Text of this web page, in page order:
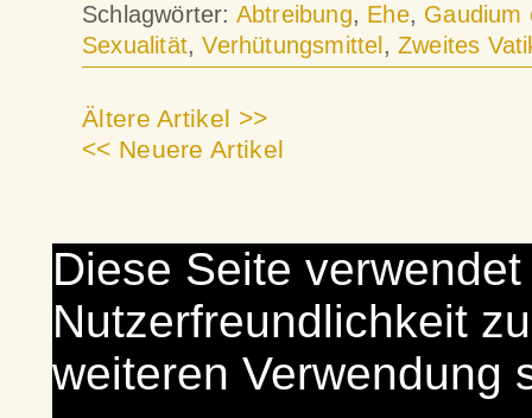
Schlagwörter: Abtreibung, Ehe, Gaudium
Sexualität,Verhütungsmittel ,Zweites
Ältere Artikel >>
<< Neuere Artikel
Diese Seite
Nutzerfreundlichkeit
weiteren Verwendung